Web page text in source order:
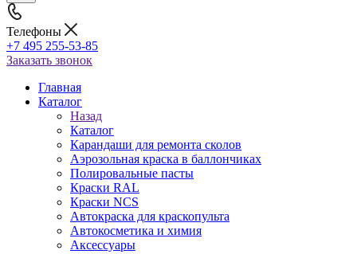
Телефоны
+7 495 255-53-85
Заказать звонок
Главная
Каталог
Назад
Каталог
Карандаши для ремонта сколов
Аэрозольная краска в баллончиках
Полировальные пасты
Краски RAL
Краски NCS
Автокраска для краскопульта
Автокосметика и химия
Аксессуары